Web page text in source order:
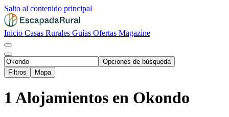
Salto al contenido principal
Inicio Casas Rurales Guías Ofertas Magazine
Opciones de búsqueda
Filtros
Mapa
1 Alojamientos en Okondo